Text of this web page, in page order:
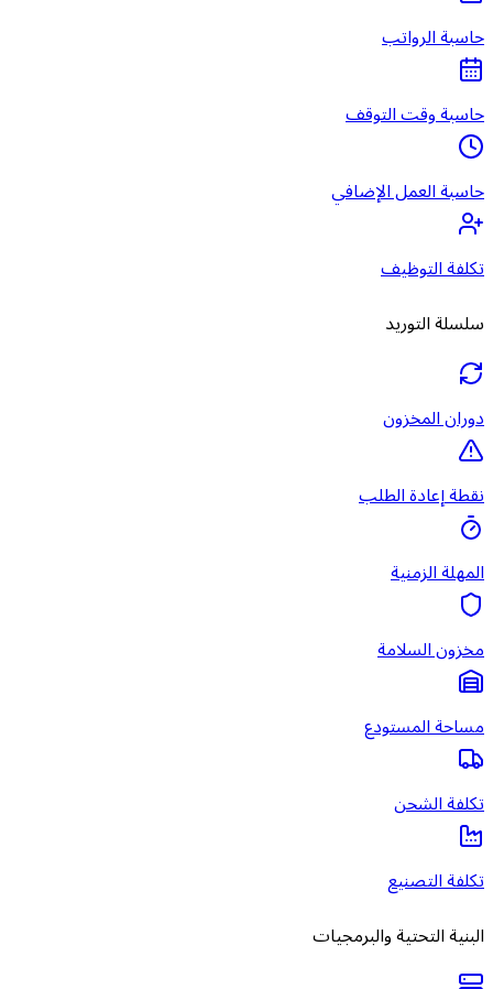
حاسبة الرواتب
حاسبة وقت التوقف
حاسبة العمل الإضافي
تكلفة التوظيف
سلسلة التوريد
دوران المخزون
نقطة إعادة الطلب
المهلة الزمنية
مخزون السلامة
مساحة المستودع
تكلفة الشحن
تكلفة التصنيع
البنية التحتية والبرمجيات